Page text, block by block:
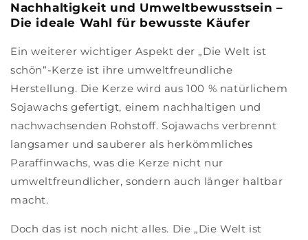
Nachhaltigkeit und Umweltbewusstsein –
Die ideale Wahl für bewusste Käufer
Ein weiterer wichtiger Aspekt der „Die Welt ist
schön“-Kerze ist ihre umweltfreundliche
Herstellung. Die Kerze wird aus 100 % natürlichem
Sojawachs gefertigt, einem nachhaltigen und
nachwachsenden Rohstoff. Sojawachs verbrennt
langsamer und sauberer als herkömmliches
Paraffinwachs, was die Kerze nicht nur
umweltfreundlicher, sondern auch länger haltbar
macht.
Doch das ist noch nicht alles. Die „Die Welt ist